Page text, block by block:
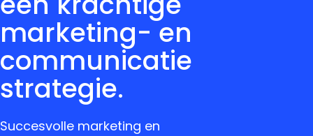
marketing- en
communicatie
strategie.
Succesvolle marketing en